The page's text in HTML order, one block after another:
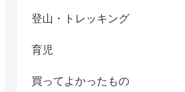
登山・トレッキング
育児
買ってよかったもの